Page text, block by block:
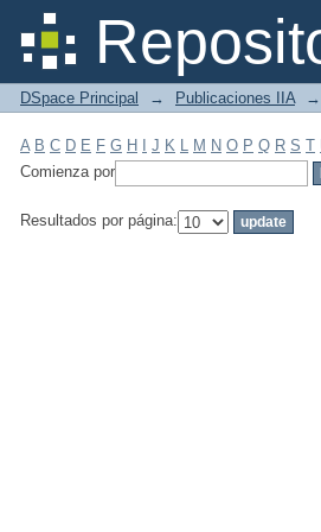
Filtrar por: Materia
DSpace Principal → Publicaciones IIA →
A B C D E F G H J K L M N O P Q R S T
Comienza por
Resultados por página: